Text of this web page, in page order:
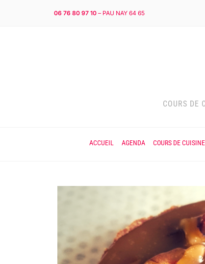
06 76 80 97 10 – PAU NAY 64 65
COURS DE
ACCUEIL AGENDA COURS DE CUISINE